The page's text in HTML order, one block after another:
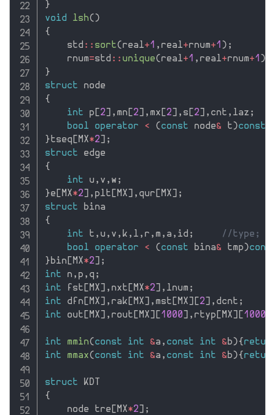
}
void
lsh()
{
    std
:: sort(real+1 , real+rnum+1 ) ;
    rnum
=std :: unique(real+1 , real+rnum+1 )
}
struct
{
int p [2] , mn [2] , mx [2] , s [2] , cnt , laz ;
bool
operator < (const node& t)const
}tseq [MX*2] ;
struct
{
int u , v , w ;
}e [MX*2] , plt [MX] , qur [MX] ;
struct
{
int t , u , v , k , l , r , m , a , id ;
//type;
bool
operator < (const bina& tmp)
}bin [MX*2] ;
int n , p , q ;
int fst [MX] , nxt [MX*2] , lnum ;
int dfn [MX] , rak [MX] , mst [MX] [2] , dcnt ;
int out [MX] , rout [MX] [1000] , rtyp [MX] [1000
int mmin(const int &a , const int &b){
int
mmax(const int &a , const int &b){
struct
{
    node tre
[MX*2] ;